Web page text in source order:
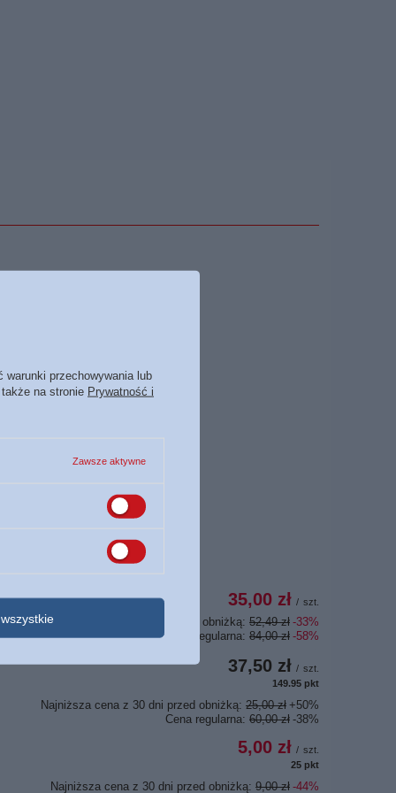
35,00 zł / szt.
Najniższa cena z 30 dni przed obniżką: 52,49 zł -33%
Cena regularna: 84,00 zł -58%
37,50 zł / szt.
149.95 pkt
Najniższa cena z 30 dni przed obniżką: 25,00 zł +50%
Cena regularna: 60,00 zł -38%
5,00 zł / szt.
25 pkt
Najniższa cena z 30 dni przed obniżką: 9,00 zł -44%
warunki przechowywania lub
na stronie Prywatność i
Zawsze aktywne